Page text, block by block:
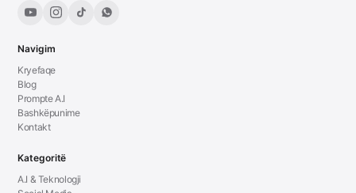
Navigim
Kryefaqe
Blog
Prompte A.I
Bashkëpunime
Kontakt
Kategoritë
A.I & Teknologji